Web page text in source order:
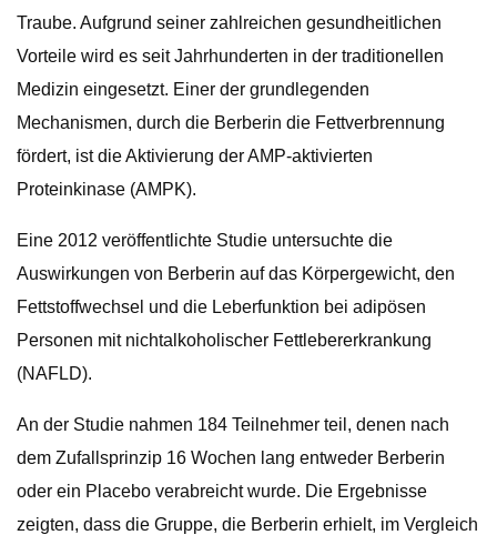
Traube. Aufgrund seiner zahlreichen gesundheitlichen
Vorteile wird es seit Jahrhunderten in der traditionellen
Medizin eingesetzt. Einer der grundlegenden
Mechanismen, durch die Berberin die Fettverbrennung
fördert, ist die Aktivierung der AMP-aktivierten
Proteinkinase (AMPK).
Eine 2012 veröffentlichte Studie untersuchte die
Auswirkungen von Berberin auf das Körpergewicht, den
Fettstoffwechsel und die Leberfunktion bei adipösen
Personen mit nichtalkoholischer Fettlebererkrankung
(NAFLD).
An der Studie nahmen 184 Teilnehmer teil, denen nach
dem Zufallsprinzip 16 Wochen lang entweder Berberin
oder ein Placebo verabreicht wurde. Die Ergebnisse
zeigten, dass die Gruppe, die Berberin erhielt, im Vergleich